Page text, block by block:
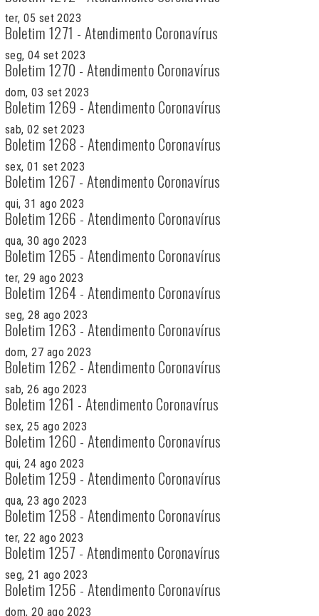
ter, 05 set 2023
Boletim 1271 - Atendimento Coronavírus
seg, 04 set 2023
Boletim 1270 - Atendimento Coronavírus
dom, 03 set 2023
Boletim 1269 - Atendimento Coronavírus
sab, 02 set 2023
Boletim 1268 - Atendimento Coronavírus
sex, 01 set 2023
Boletim 1267 - Atendimento Coronavírus
qui, 31 ago 2023
Boletim 1266 - Atendimento Coronavírus
qua, 30 ago 2023
Boletim 1265 - Atendimento Coronavírus
ter, 29 ago 2023
Boletim 1264 - Atendimento Coronavírus
seg, 28 ago 2023
Boletim 1263 - Atendimento Coronavírus
dom, 27 ago 2023
Boletim 1262 - Atendimento Coronavírus
sab, 26 ago 2023
Boletim 1261 - Atendimento Coronavírus
sex, 25 ago 2023
Boletim 1260 - Atendimento Coronavírus
qui, 24 ago 2023
Boletim 1259 - Atendimento Coronavírus
qua, 23 ago 2023
Boletim 1258 - Atendimento Coronavírus
ter, 22 ago 2023
Boletim 1257 - Atendimento Coronavírus
seg, 21 ago 2023
Boletim 1256 - Atendimento Coronavírus
dom, 20 ago 2023